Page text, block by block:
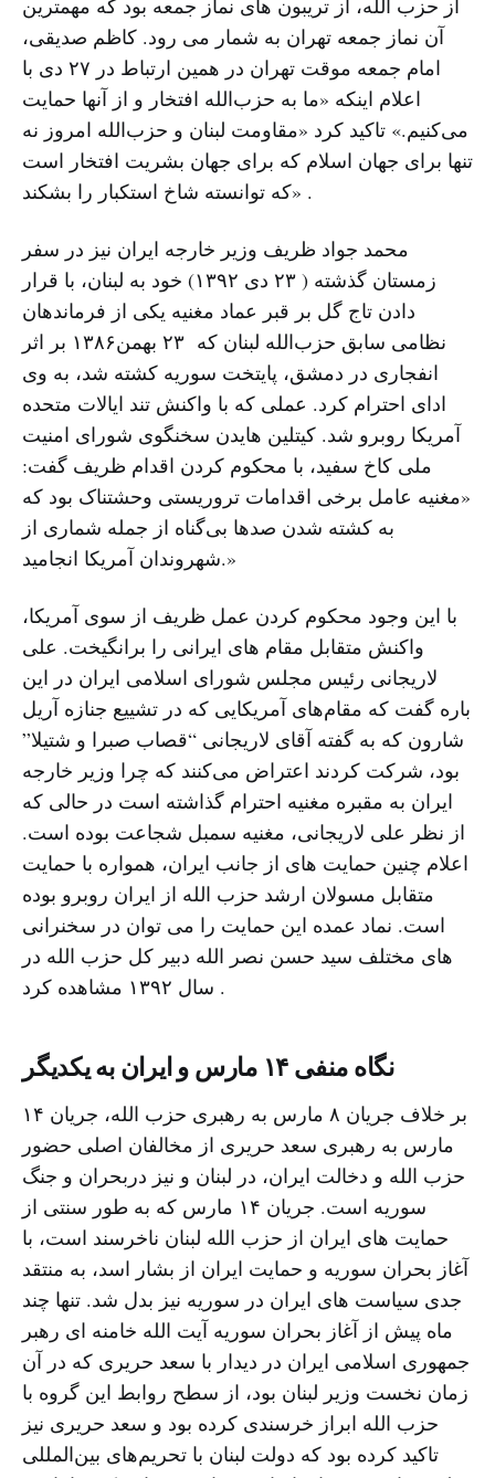
از حزب الله، از تریبون های نماز جمعه بود که مهمترین
آن نماز جمعه تهران به شمار می رود. کاظم صدیقی،
امام جمعه موقت تهران در همین ارتباط در ۲۷ دی با
اعلام اینکه «ما به حزب‌الله افتخار و از آنها حمایت
می‌کنیم.» تاکید کرد «مقاومت لبنان و حزب‌الله امروز نه
تنها برای جهان اسلام که برای جهان بشریت افتخار است
که توانسته شاخ استکبار را بشکند» .
محمد جواد ظریف وزیر خارجه ایران نیز در سفر
زمستان گذشته ( ٢٣ دى ١٣٩٢) خود به لبنان، با قرار
دادن تاج گل بر قبر عماد مغنیه یکی از فرماندهان
نظامی سابق حزب‌الله لبنان که ۲۳ بهمن۱۳۸۶ بر اثر
انفجاری در دمشق، پایتخت سوریه کشته شد، به وى
اداى احترام کرد. عملى که با واکنش تند ایالات متحده
آمریکا روبرو شد. کیتلین هایدن سخنگوی شورای امنیت
ملی کاخ سفید، با محکوم کردن اقدام ظریف گفت:
«مغنیه عامل برخی اقدامات تروریستی وحشتناک بود که
به کشته شدن صد‌ها بی‌گناه از جمله شماری از
شهروندان آمریکا انجامید.»
با این وجود محکوم کردن عمل ظریف از سوى آمریکا،
واکنش متقابل مقام هاى ایرانى را برانگیخت. على
لاریجانى رئیس مجلس شورای اسلامی ایران در این
باره گفت که مقام‌های آمریکایی که در تشییع جنازه آریل
شارون که به گفته آقای لاریجانی “قصاب صبرا و شتیلا”
بود، شرکت کردند اعتراض می‌کنند که چرا وزیر خارجه
ایران به مقبره مغنیه احترام گذاشته است در حالی که
از نظر علی لاریجانى، مغنیه سمبل شجاعت بوده است.
اعلام چنین حمایت های از جانب ایران، همواره با حمایت
متقابل مسولان ارشد حزب الله از ایران روبرو بوده
است. نماد عمده این حمایت را می توان در سخنرانی
های مختلف سید حسن نصر الله دبیر کل حزب الله در
سال ۱۳۹۲ مشاهده کرد .
نگاه منفی ۱۴ مارس و ایران به یکدیگر
بر خلاف جریان ۸ مارس به رهبری حزب الله، جریان ١۴
مارس به رهبرى سعد حریرى از مخالفان اصلى حضور
حزب الله و دخالت ایران، در لبنان و نیز دربحران و جنگ
سوریه است. جریان ١۴ مارس که به طور سنتی از
حمایت های ایران از حزب الله لبنان ناخرسند است، با
آغاز بحران سوریه و حمایت ایران از بشار اسد، به منتقد
جدی سیاست هاى ایران در سوریه نیز بدل شد. تنها چند
ماه پیش از آغاز بحران سوریه آیت الله خامنه اى رهبر
جمهورى اسلامى ایران در دیدار با سعد حریرى که در آن
زمان نخست وزیر لبنان بود، از سطح روابط این گروه با
حزب الله ابراز خرسندى کرده بود و سعد حریرى نیز
تاکید کرده بود که دولت لبنان با تحریم‌های بین‌المللی